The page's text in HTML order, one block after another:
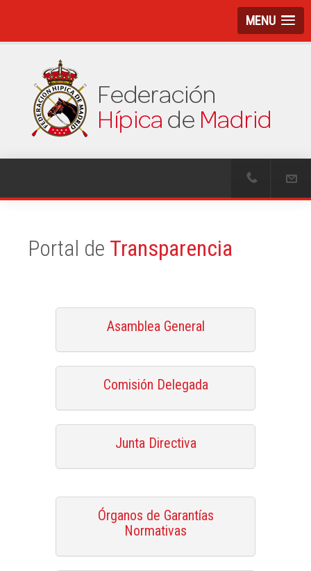
MENU
Portal de Transparencia
Asamblea General
Comisión Delegada
Junta Directiva
Órganos de Garantías
Normativas